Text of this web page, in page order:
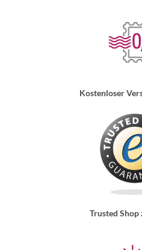
Kostenloser
Trusted